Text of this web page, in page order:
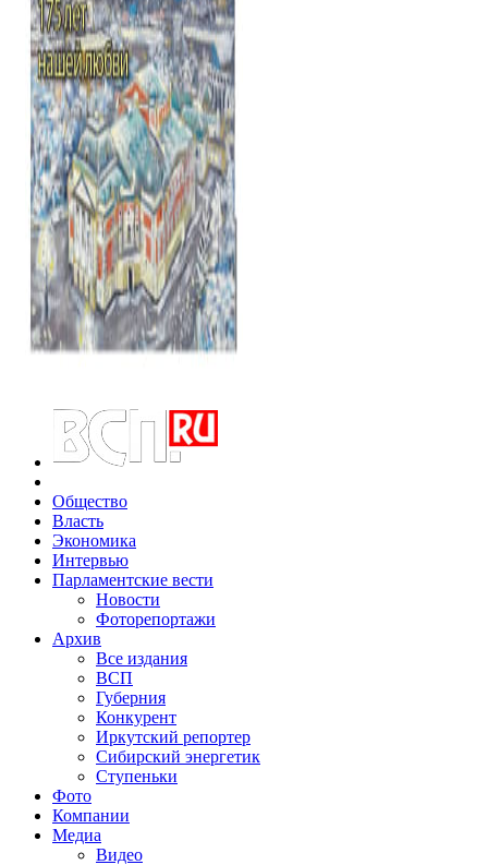
Общество
Власть
Экономика
Интервью
Парламентские вести
Новости
Фоторепортажи
Архив
Все издания
ВСП
Губерния
Конкурент
Иркутский репортер
Сибирский энергетик
Ступеньки
Фото
Компании
Медиа
Видео